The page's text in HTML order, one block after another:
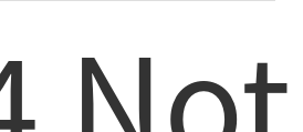
自己的工厂车间里一步步